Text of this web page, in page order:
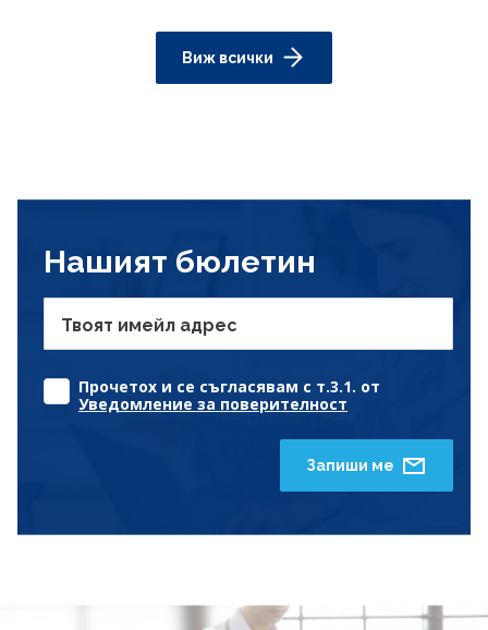
Виж всички
Нашият бюлетин
Твоят имейл адрес
Прочетох и се съгласявам с т.3.1. от
Уведомление за поверителност
Запиши ме